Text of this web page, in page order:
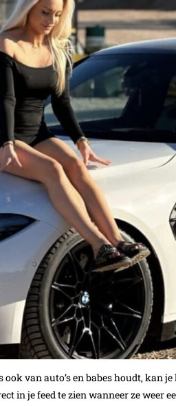
van auto’s en babes houdt, kan
in je feed te zien wanneer ze weer